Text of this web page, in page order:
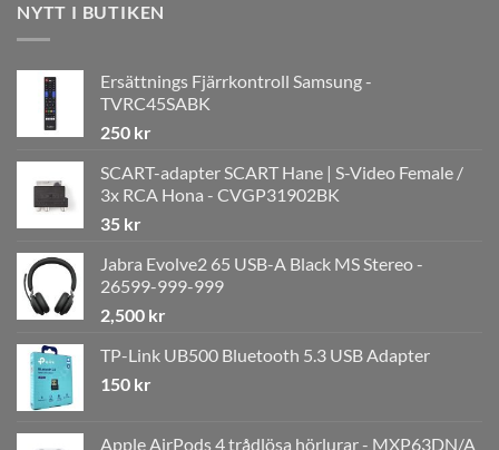
NYTT I BUTIKEN
Ersättnings Fjärrkontroll Samsung -
TVRC45SABK
250 kr
SCART-adapter SCART Hane | S-Video Female /
3x RCA Hona - CVGP31902BK
35 kr
Jabra Evolve2 65 USB-A Black MS Stereo -
26599-999-999
2,500 kr
TP-Link UB500 Bluetooth 5.3 USB Adapter
150 kr
Apple AirPods 4 trådlösa hörlurar - MXP63DN/A